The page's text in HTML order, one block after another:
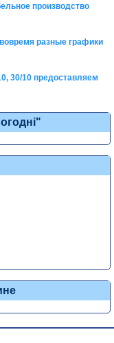
производство
разные графики
30/10 предоставляем